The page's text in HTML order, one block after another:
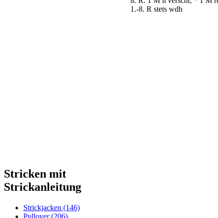
1.-8. R stets wdh
Stricken mit
Strickanleitung
Strickjacken (146)
Pullover (206)